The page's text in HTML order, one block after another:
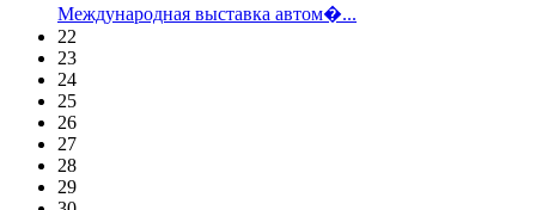
Международная выставка автом�...
22
23
24
25
26
27
28
29